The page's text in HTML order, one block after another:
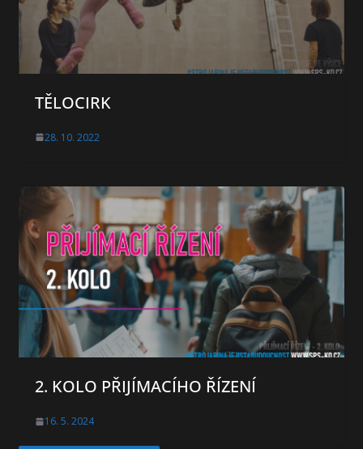
TĚLOCIRK
28. 10. 2022
2. KOLO PŘIJÍMACÍHO ŘÍZENÍ
16. 5. 2024